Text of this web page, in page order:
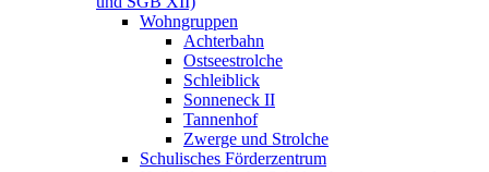
Wohngruppen
Achterbahn
Ostseestrolche
Schleiblick
Sonneneck II
Tannenhof
Zwerge und Strolche
Schulisches Förderzentrum